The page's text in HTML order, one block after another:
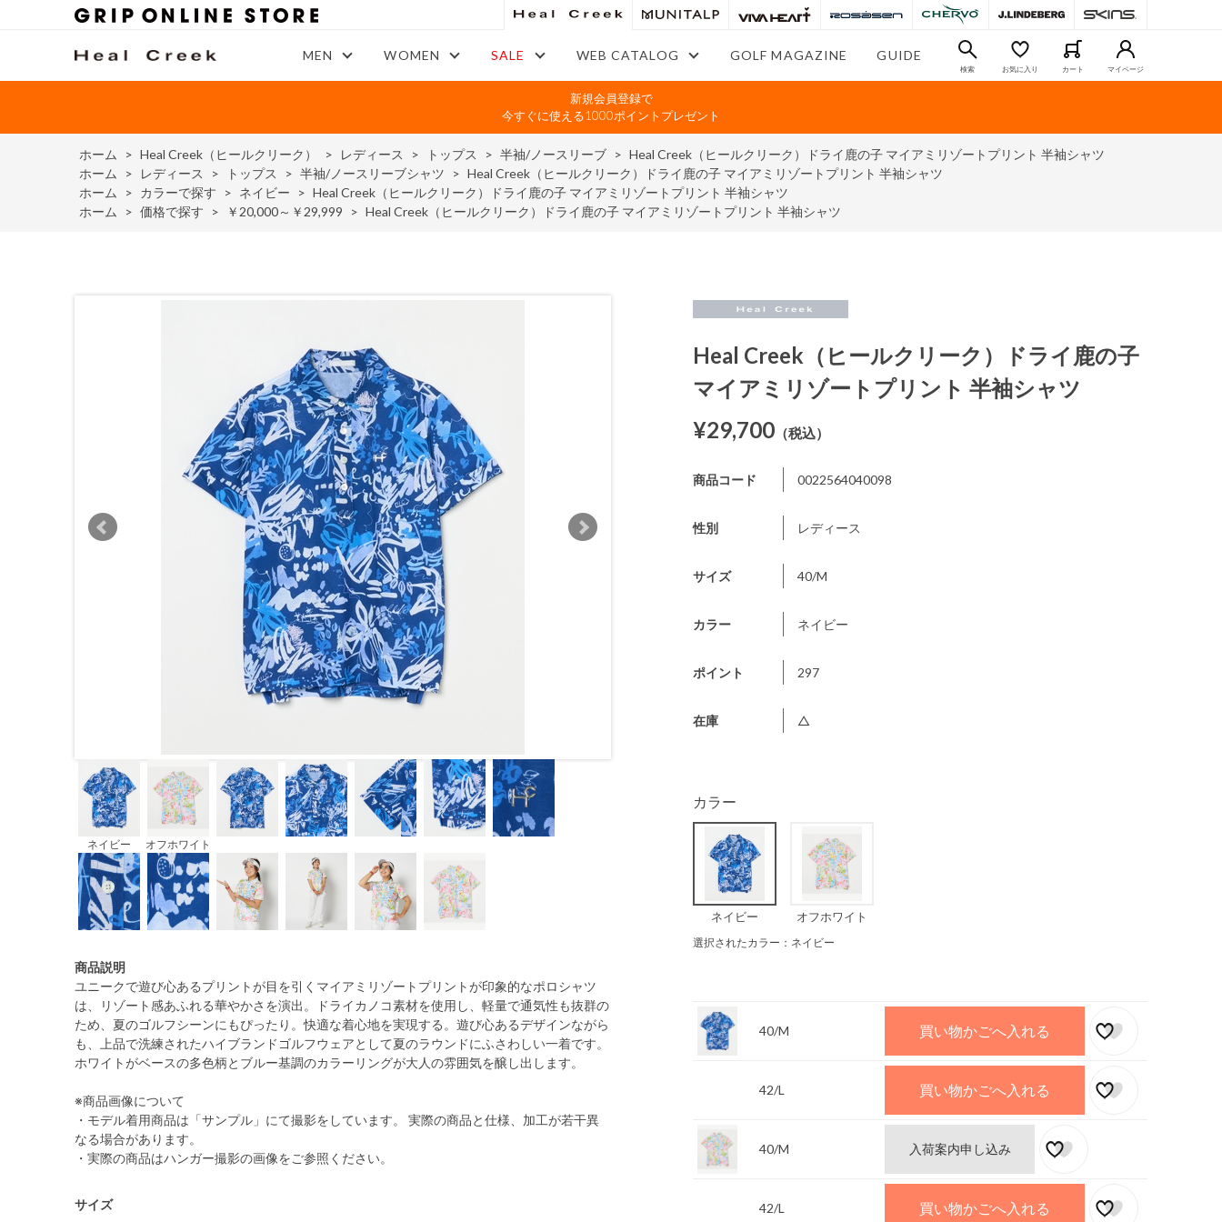
MEN WOMEN SALE WEB CATALOG GOLF MAGAZINE GUIDE
検索 お気に入り カート マイページ
新規会員登録で
今すぐに使える1000ポイントプレゼント
ホーム > Heal Creek（ヒールクリーク） > レディース > トップス > 半袖/ノースリーブ > Heal Creek（ヒールクリーク）ドライ鹿の子 マイアミリゾートプリント 半袖シャツ
ホーム
> レディース > トップス > 半袖/ノースリーブシャツ > Heal Creek（ヒールクリーク）ドライ鹿の子 マイアミリゾートプリント 半袖シャツ
ホーム
> カラーで探す > ネイビー > Heal Creek（ヒールクリーク）ドライ鹿の子 マイアミリゾートプリント 半袖シャツ
ホーム
> 価格で探す > ￥20,000～￥29,999 > Heal Creek（ヒールクリーク）ドライ鹿の子 マイアミリゾートプリント 半袖シャツ
ネイビー オフホワイト
商品説明
ユニークで遊び心あるプリントが目を引くマイアミリゾートプリントが印象的なポロシャツ
は、リゾート感あふれる華やかさを演出。ドライカノコ素材を使用し、軽量で通気性も抜群の
ため、夏のゴルフシーンにもぴったり。快適な着心地を実現する。遊び心あるデザインながら
も、上品で洗練されたハイブランドゴルフウェアとして夏のラウンドにふさわしい一着です。
ホワイトがベースの多色柄とブルー基調のカラーリングが大人の雰囲気を醸し出します。
※商品画像について
・モデル着用商品は「サンプル」にて撮影をしています。 実際の商品と仕様、加工が若干異
なる場合があります。
・実際の商品はハンガー撮影の画像をご参照ください。
サイズ
Heal Creek（ヒールクリーク）ドライ鹿の子
マイアミリゾートプリント 半袖シャツ
¥29,700 （税込）
商品コード 0022564040098
性別 レディース
サイズ 40/M
カラー ネイビー
ポイント 297
在庫 △
カラー
ネイビー オフホワイト
選択されたカラー：ネイビー
40/M 買い物かごへ入れる
42/L 買い物かごへ入れる
40/M 入荷案内申し込み
42/L 買い物かごへ入れる